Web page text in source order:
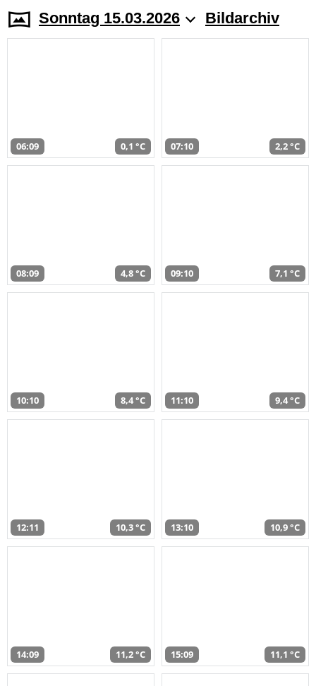
Sonntag 15.03.2026 Bildarchiv
06:09 0,1 °C 07:10 2,2 °C
08:09 4,8 °C 09:10 7,1 °C
10:10 8,4 °C 11:10 9,4 °C
12:11 10,3 °C 13:10 10,9 °C
14:09 11,2 °C 15:09 11,1 °C